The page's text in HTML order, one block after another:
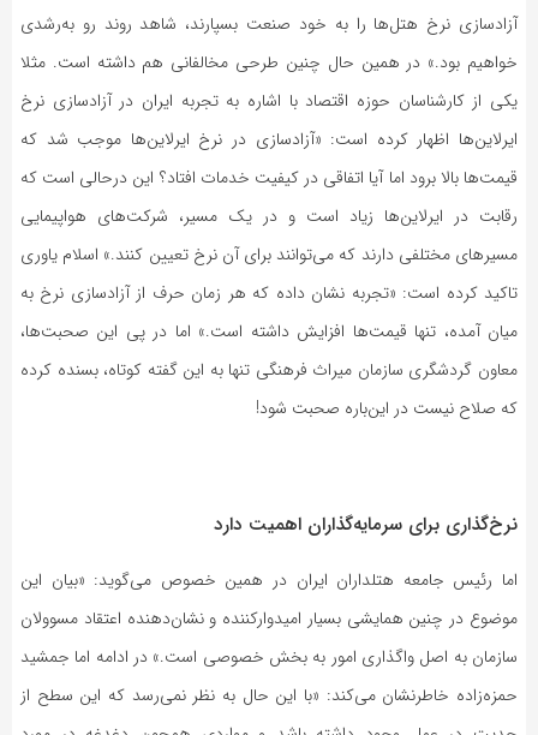
آزادسازی نرخ هتل‌ها را به خود صنعت بسپارند، شاهد روند رو‌ به‌رشدی
خواهیم بود.» در همین حال چنین طرحی مخالفانی هم داشته است. مثلا
یکی از کارشناسان حوزه اقتصاد با اشاره به تجربه ایران در آزادسازی نرخ
ایرلاین‌ها اظهار کرده است: «آزادسازی در نرخ ایرلاین‌ها موجب شد که
قیمت‌ها بالا برود اما آیا اتفاقی در کیفیت خدمات افتاد؟ این درحالی است که
رقابت در ایرلاین‌ها زیاد است و در یک مسیر، شرکت‌های هواپیمایی
مسیرهای مختلفی دارند که می‌توانند برای آن نرخ تعیین کنند.» اسلام یاوری
تاکید کرده است: «تجربه نشان داده که هر زمان حرف از آزادسازی نرخ به
میان آمده، تنها قیمت‌ها افزایش داشته است.» اما در پی این صحبت‌ها،
معاون گردشگری سازمان میراث فرهنگی تنها به این گفته کوتاه، بسنده کرده
که صلاح نیست در این‌باره صحبت شود!
نرخ‌گذاری برای سرمایه‌گذاران اهمیت دارد
اما رئیس جامعه هتلداران ایران در همین خصوص می‌گوید: «بیان این
موضوع در چنین همایشی بسیار امیدوارکننده و نشان‌دهنده اعتقاد مسوولان
سازمان به اصل واگذاری امور به بخش خصوصی است.» در ادامه اما جمشید
حمزه‌زاده خاطرنشان می‌کند: «با این حال به نظر نمی‌رسد که این سطح از